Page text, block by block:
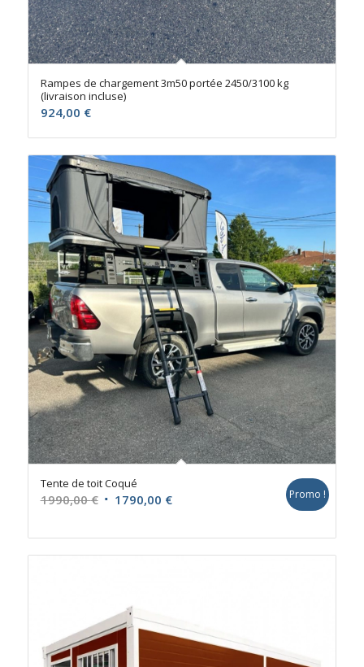
Rampes de chargement 3m50 portée 2450/3100 kg
(livraison incluse)
924,00 €
Tente de toit Coqué
1990,00€ Le
initial
était :
1790,00 €Le
actuel
est :
Promo !